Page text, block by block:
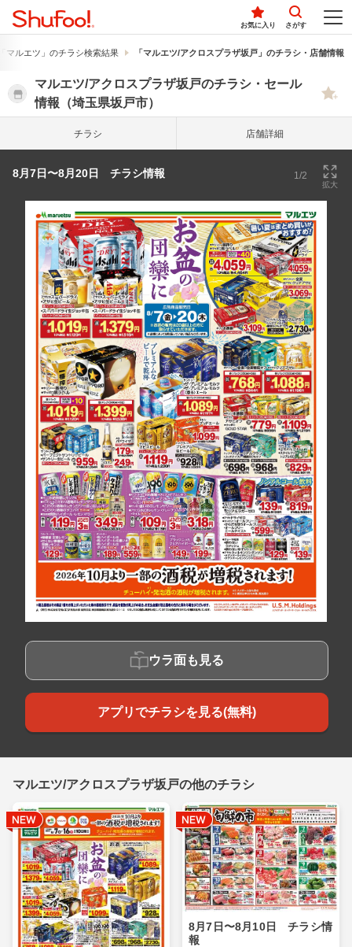
お気に入り さがす
マルエツ」のチラシ検索結果 「マルエツ/アクロスプラザ坂戸」のチラシ・店舗情報
マルエツ/アクロスプラザ坂戸のチラシ・セール
情報（埼玉県坂戸市）
チラシ 店舗詳細
8月7日〜8月20日 チラシ情報 1/2
拡大
ウラ面も見る
アプリでチラシを見る(無料)
マルエツ/アクロスプラザ坂戸の他のチラシ
8月7日〜8月10日 チラシ情
報